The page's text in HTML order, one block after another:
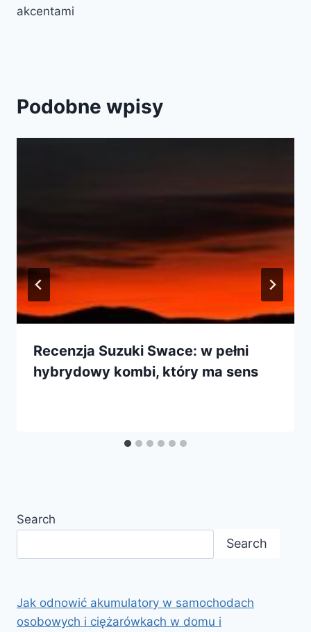
akcentami
Podobne wpisy
Recenzja Suzuki Swace: w pełni
hybrydowy kombi, który ma sens
Search
Search
Jak odnowić akumulatory w samochodach
osobowych i ciężarówkach w domu i